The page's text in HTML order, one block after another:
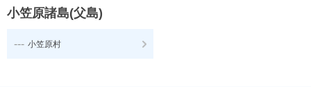
小笠原諸島(父島)
--- 小笠原村